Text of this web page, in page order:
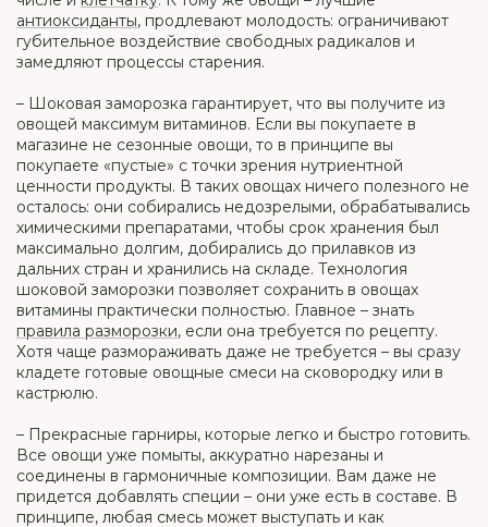
антиоксиданты, продлевают молодость: ограничивают
губительное воздействие свободных радикалов и
замедляют процессы старения.
– Шоковая заморозка гарантирует, что вы получите из
овощей максимум витаминов. Если вы покупаете в
магазине не сезонные овощи, то в принципе вы
покупаете «пустые» с точки зрения нутриентной
ценности продукты. В таких овощах ничего полезного не
осталось: они собирались недозрелыми, обрабатывались
химическими препаратами, чтобы срок хранения был
максимально долгим, добирались до прилавков из
дальних стран и хранились на складе. Технология
шоковой заморозки позволяет сохранить в овощах
витамины практически полностью. Главное – знать
правила разморозки, если она требуется по рецепту.
Хотя чаще размораживать даже не требуется – вы сразу
кладете готовые овощные смеси на сковородку или в
кастрюлю.
– Прекрасные гарниры, которые легко и быстро готовить.
Все овощи уже помыты, аккуратно нарезаны и
соединены в гармоничные композиции. Вам даже не
придется добавлять специи – они уже есть в составе. В
принципе, любая смесь может выступать и как